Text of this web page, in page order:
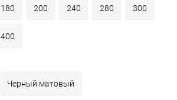
180 200 240 280 300
400
Черный матовый